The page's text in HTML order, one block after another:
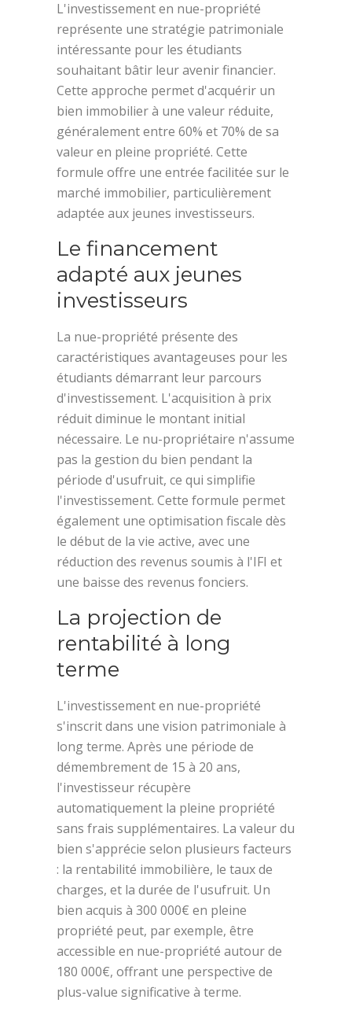
L'investissement en nue-propriété
représente une stratégie patrimoniale
intéressante pour les étudiants
souhaitant bâtir leur avenir financier.
Cette approche permet d'acquérir un
bien immobilier à une valeur réduite,
généralement entre 60% et 70% de sa
valeur en pleine propriété. Cette
formule offre une entrée facilitée sur le
marché immobilier, particulièrement
adaptée aux jeunes investisseurs.
Le financement
adapté aux jeunes
investisseurs
La nue-propriété présente des
caractéristiques avantageuses pour les
étudiants démarrant leur parcours
d'investissement. L'acquisition à prix
réduit diminue le montant initial
nécessaire. Le nu-propriétaire n'assume
pas la gestion du bien pendant la
période d'usufruit, ce qui simplifie
l'investissement. Cette formule permet
également une optimisation fiscale dès
le début de la vie active, avec une
réduction des revenus soumis à l'IFI et
une baisse des revenus fonciers.
La projection de
rentabilité à long
terme
L'investissement en nue-propriété
s'inscrit dans une vision patrimoniale à
long terme. Après une période de
démembrement de 15 à 20 ans,
l'investisseur récupère
automatiquement la pleine propriété
sans frais supplémentaires. La valeur du
bien s'apprécie selon plusieurs facteurs
: la rentabilité immobilière, le taux de
charges, et la durée de l'usufruit. Un
bien acquis à 300 000€ en pleine
propriété peut, par exemple, être
accessible en nue-propriété autour de
180 000€, offrant une perspective de
plus-value significative à terme.